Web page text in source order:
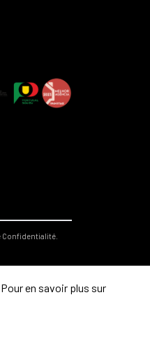
Confidentialité.
en savoir plus sur